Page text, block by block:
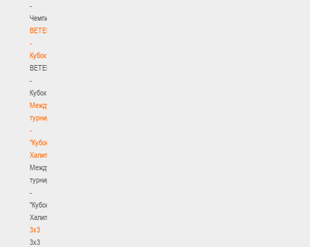
-
Чемпионат
BETERA
-
Кубок
BETERA
-
Кубок
Международный
турнир
-
"Кубок
Халипского"
Международный
турнир
-
"Кубок
Халипского"
3x3
3x3